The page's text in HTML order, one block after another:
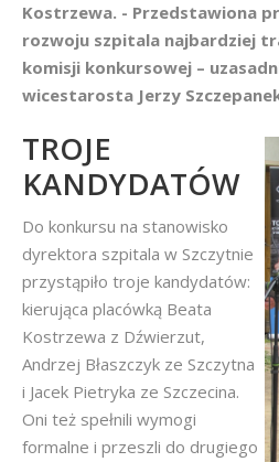
Kostrzewa. - Przedstawiona
rozwoju szpitala najbardziej
komisji konkursowej –
wicestarosta Jerzy
TROJE
KANDYDATÓW
Do konkursu na stanowisko
dyrektora szpitala w Szczytnie
przystąpiło troje kandydatów:
kierująca placówką Beata
Kostrzewa z Dźwierzut,
Andrzej Błaszczyk ze Szczytna
i Jacek Pietryka ze Szczecina.
Oni też spełnili wymogi
formalne i przeszli do drugiego